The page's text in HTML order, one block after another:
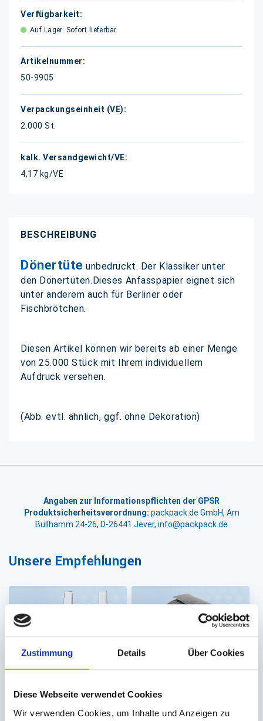
Zustimmung Details Über Cookies
Diese Webseite verwendet Cookies
Wir verwenden Cookies, um Inhalte und Anzeigen zu
Auf Lager. Sofort lieferbar.
50-9905
2.000 St.
4,17 kg/VE
BESCHREIBUNG
Dönertüte unbedruckt. Der Klassiker unter
den Dönertüten.Dieses Anfasspapier eignet sich
unter anderem auch für Berliner oder
Fischbrötchen.
Diesen Artikel können wir bereits ab einer Menge
von 25.000 Stück mit Ihrem individuellem
Aufdruck versehen.
(Abb. evtl. ähnlich, ggf. ohne Dekoration)
Angaben zur Informationspflichten der GPSR
Produktsicherheitsverordnung: packpack.de GmbH, Am
Bullhamm 24-26, D-26441 Jever, info@packpack.de
Unsere Empfehlungen
n MDPE weiß
Dönerbox Pappe rund